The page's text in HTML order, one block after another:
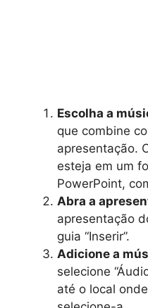
Escolha a
que combine
apresentação.
esteja em um
PowerPoint,
Abra a
apresentação
guia “Inserir”.
Adicione a
selecione
até o local